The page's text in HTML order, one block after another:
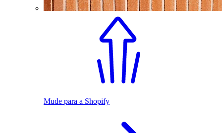
Mude para a Shopify